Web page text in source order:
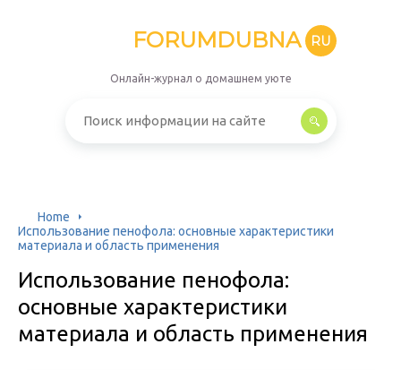
FORUMDUBNA RU
Онлайн-журнал о домашнем уюте
Home
Использование пенофола: основные характеристики
материала и область применения
Использование пенофола:
основные характеристики
материала и область применения